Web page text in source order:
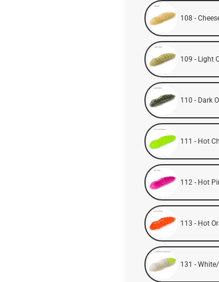
108 -
109 - Light
110 - Dark
111 - Hot
112 - Hot
113 - Hot
131 -